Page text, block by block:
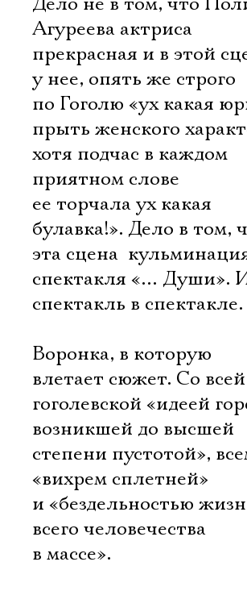
Агуреева актриса
прекрасная и в этой
у нее, опять же строго
по Гоголю «ух какая
прыть женского
хотя подчас в каждом
приятном слове
ее торчала ух какая
булавка!». Дело в том,
эта сцена 
спектакля «… Души».
спектакль в спектакле.
Воронка, в которую
влетает сюжет. Со всей
гоголевской «идеей
возникшей до высшей
степени пустотой»,
«вихрем сплетней»
и «бездельностью
всего человечества
в массе».